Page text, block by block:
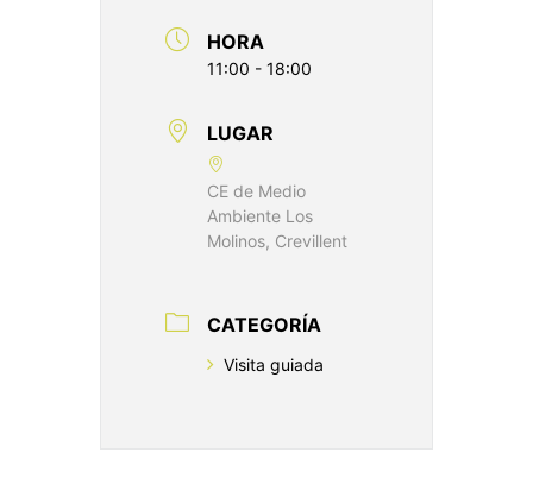
HORA
11:00 - 18:00
LUGAR
CE de Medio
Ambiente Los
Molinos, Crevillent
CATEGORÍA
Visita guiada